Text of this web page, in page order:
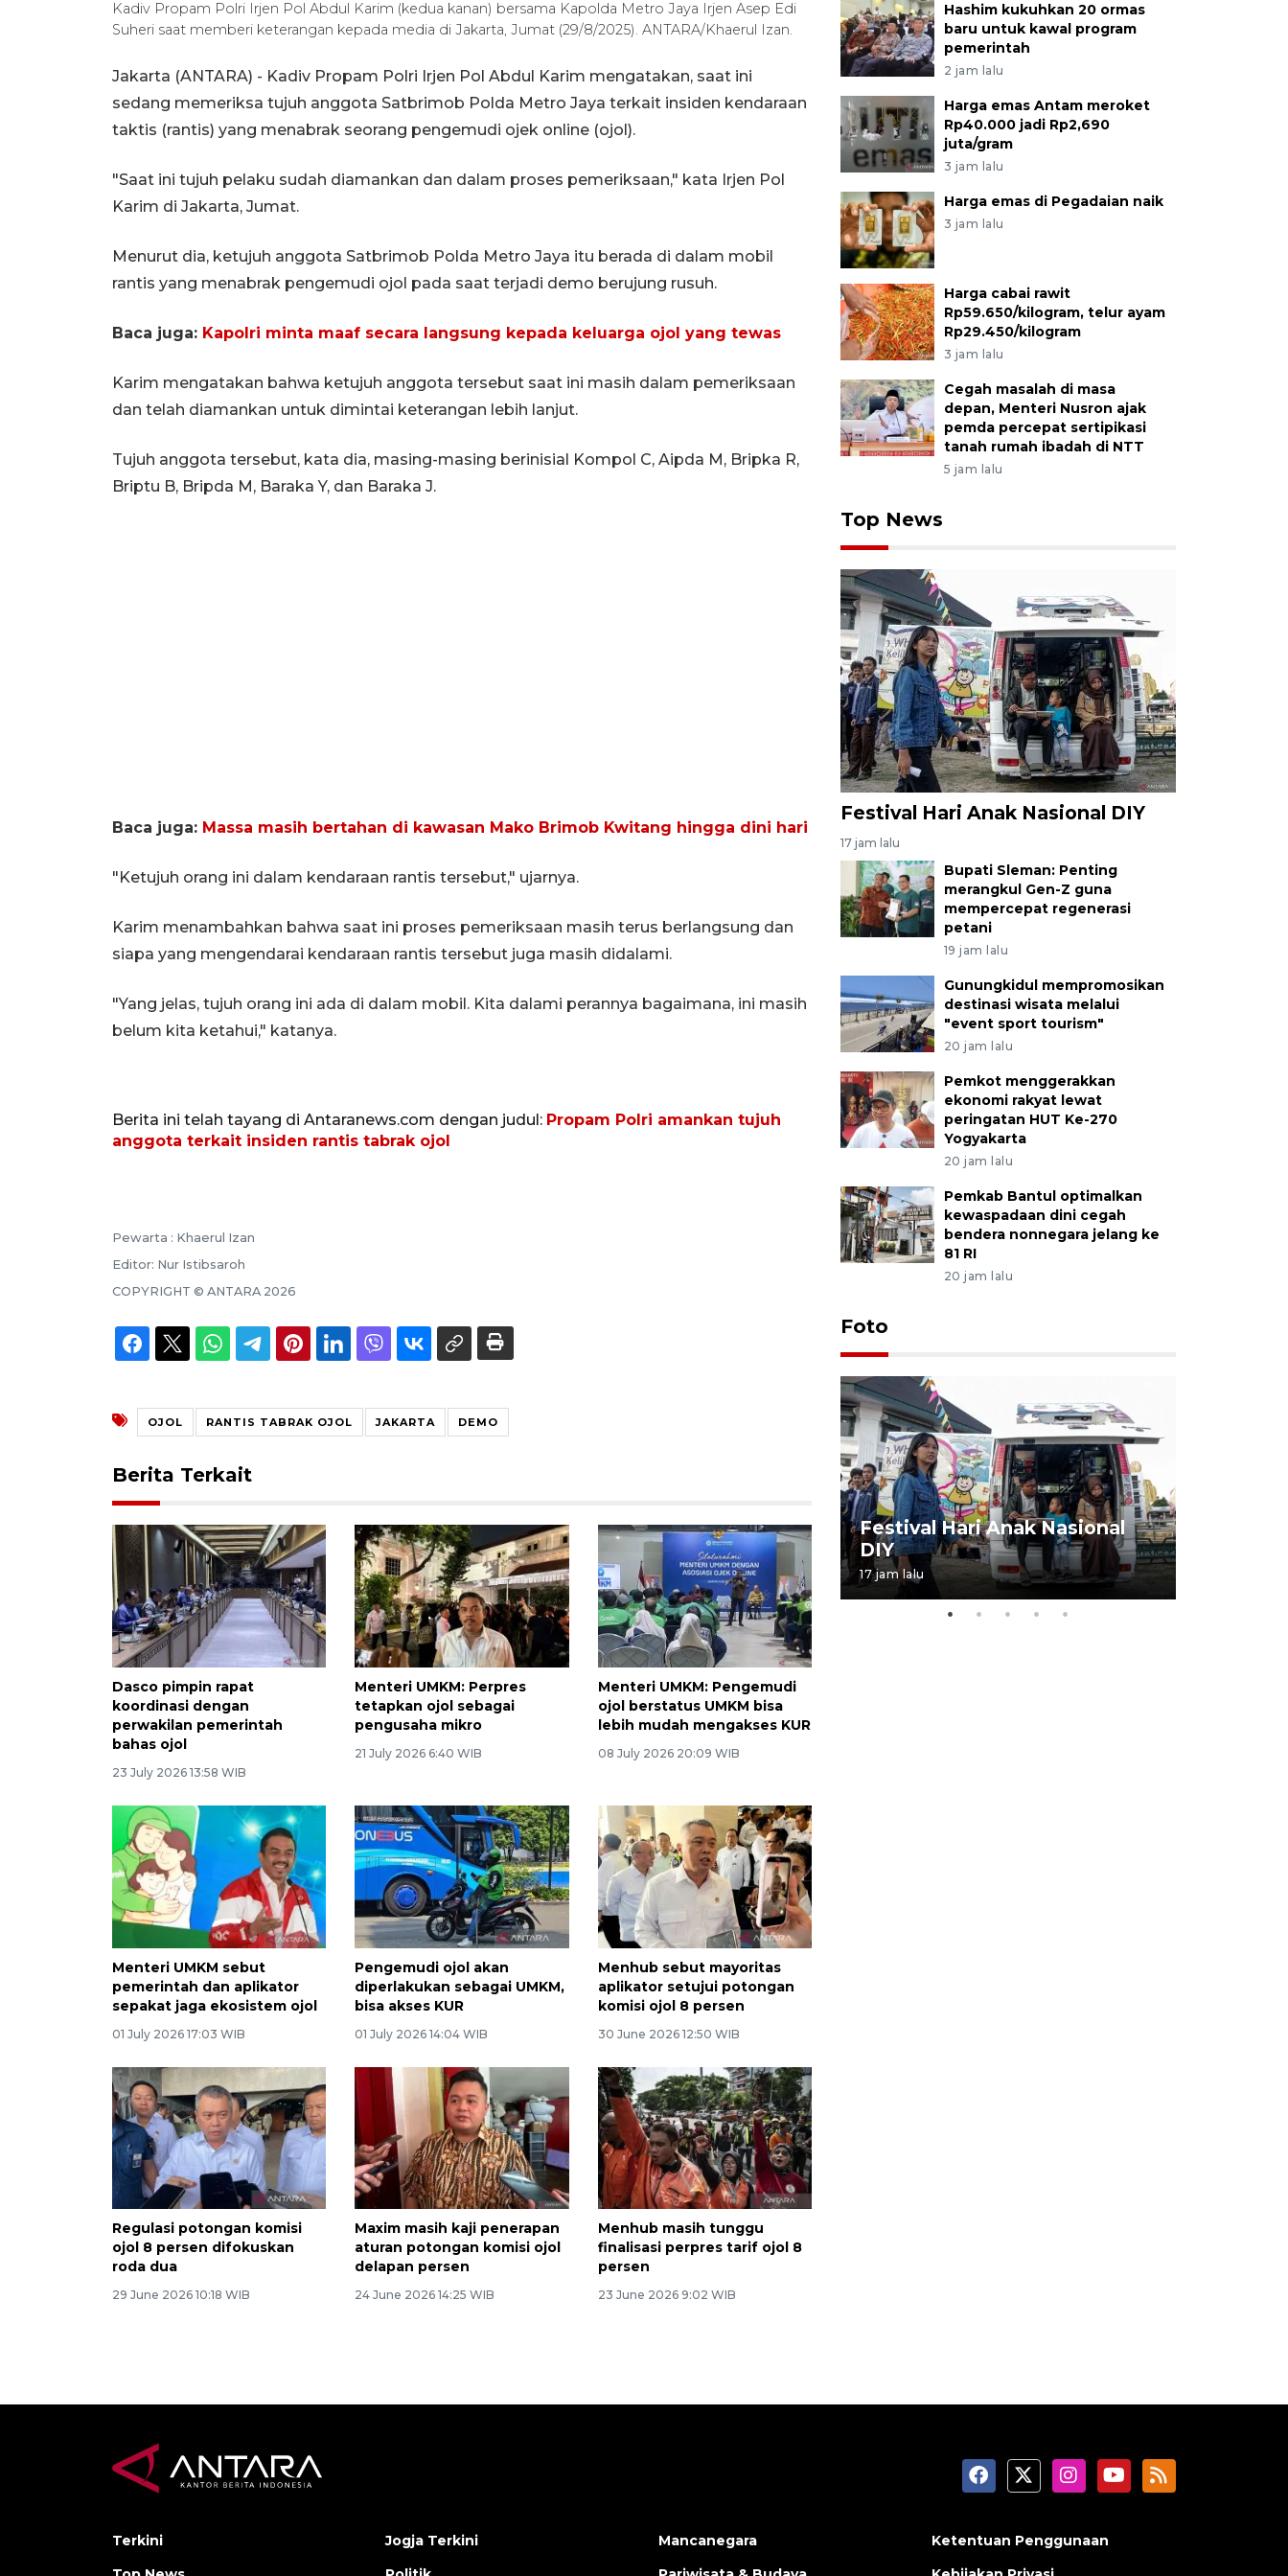
Kadiv Propam Polri Irjen Pol Abdul Karim (kedua kanan) bersama Kapolda Metro Jaya Irjen Asep Edi
Suheri saat memberi keterangan kepada media di Jakarta, Jumat (29/8/2025). ANTARA/Khaerul Izan.
Jakarta (ANTARA) - Kadiv Propam Polri Irjen Pol Abdul Karim mengatakan, saat ini
sedang memeriksa tujuh anggota Satbrimob Polda Metro Jaya terkait insiden kendaraan
taktis (rantis) yang menabrak seorang pengemudi ojek online (ojol).
"Saat ini tujuh pelaku sudah diamankan dan dalam proses pemeriksaan," kata Irjen Pol
Karim di Jakarta, Jumat.
Menurut dia, ketujuh anggota Satbrimob Polda Metro Jaya itu berada di dalam mobil
rantis yang menabrak pengemudi ojol pada saat terjadi demo berujung rusuh.
Baca juga: Kapolri minta maaf secara langsung kepada keluarga ojol yang tewas
Karim mengatakan bahwa ketujuh anggota tersebut saat ini masih dalam pemeriksaan
dan telah diamankan untuk dimintai keterangan lebih lanjut.
Tujuh anggota tersebut, kata dia, masing-masing berinisial Kompol C, Aipda M, Bripka R,
Briptu B, Bripda M, Baraka Y, dan Baraka J.
Baca juga: Massa masih bertahan di kawasan Mako Brimob Kwitang hingga dini hari
"Ketujuh orang ini dalam kendaraan rantis tersebut," ujarnya.
Karim menambahkan bahwa saat ini proses pemeriksaan masih terus berlangsung dan
siapa yang mengendarai kendaraan rantis tersebut juga masih didalami.
"Yang jelas, tujuh orang ini ada di dalam mobil. Kita dalami perannya bagaimana, ini masih
belum kita ketahui," katanya.
Berita ini telah tayang di Antaranews.com dengan judul: Propam Polri amankan tujuh
anggota terkait insiden rantis tabrak ojol
Pewarta : Khaerul Izan
Editor: Nur Istibsaroh
COPYRIGHT © ANTARA 2026
OJOL RANTIS TABRAK OJOL JAKARTA DEMO
Berita Terkait
Dasco pimpin rapat
koordinasi dengan
perwakilan pemerintah
bahas ojol
23 July 2026 13:58 WIB
Menteri UMKM: Perpres
tetapkan ojol sebagai
pengusaha mikro
21 July 2026 6:40 WIB
Menteri UMKM: Pengemudi
ojol berstatus UMKM bisa
lebih mudah mengakses KUR
08 July 2026 20:09 WIB
Menteri UMKM sebut
pemerintah dan aplikator
sepakat jaga ekosistem ojol
01 July 2026 17:03 WIB
Pengemudi ojol akan
diperlakukan sebagai UMKM,
bisa akses KUR
01 July 2026 14:04 WIB
Menhub sebut mayoritas
aplikator setujui potongan
komisi ojol 8 persen
30 June 2026 12:50 WIB
Regulasi potongan komisi
ojol 8 persen difokuskan
roda dua
29 June 2026 10:18 WIB
Maxim masih kaji penerapan
aturan potongan komisi ojol
delapan persen
24 June 2026 14:25 WIB
Menhub masih tunggu
finalisasi perpres tarif ojol 8
persen
23 June 2026 9:02 WIB
Hashim kukuhkan 20 ormas
baru untuk kawal program
pemerintah
2 jam lalu
Harga emas Antam meroket
Rp40.000 jadi Rp2,690
juta/gram
3 jam lalu
Harga emas di Pegadaian naik
3 jam lalu
Harga cabai rawit
Rp59.650/kilogram, telur ayam
Rp29.450/kilogram
3 jam lalu
Cegah masalah di masa
depan, Menteri Nusron ajak
pemda percepat sertipikasi
tanah rumah ibadah di NTT
5 jam lalu
Top News
Festival Hari Anak Nasional DIY
17 jam lalu
Bupati Sleman: Penting
merangkul Gen-Z guna
mempercepat regenerasi
petani
19 jam lalu
Gunungkidul mempromosikan
destinasi wisata melalui
"event sport tourism"
20 jam lalu
Pemkot menggerakkan
ekonomi rakyat lewat
peringatan HUT Ke-270
Yogyakarta
20 jam lalu
Pemkab Bantul optimalkan
kewaspadaan dini cegah
bendera nonnegara jelang ke
81 RI
20 jam lalu
Foto
perkuat sinergi dengan
ANTARA Biro DIY
03 August 2026 17:24 WIB
Festival Hari Anak Nasional
DIY
17 jam lalu
Terkini
Jogja Terkini
Mancanegara
Ketentuan Penggunaan